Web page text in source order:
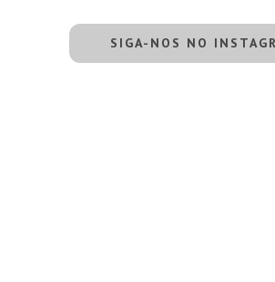
SIGA-NOS NO